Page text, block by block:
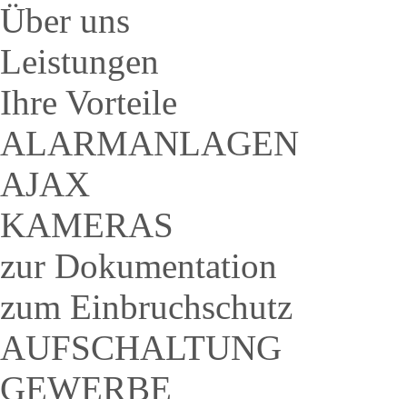
Über uns
Leistungen
Ihre Vorteile
ALARMANLAGEN
AJAX
KAMERAS
zur Dokumentation
zum Einbruchschutz
AUFSCHALTUNG
GEWERBE